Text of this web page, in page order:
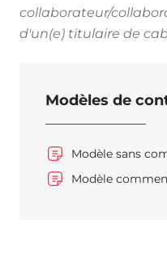
collaborateur/
d'un(e) titulaire de
Modèles de
Modèle sans
Modèle